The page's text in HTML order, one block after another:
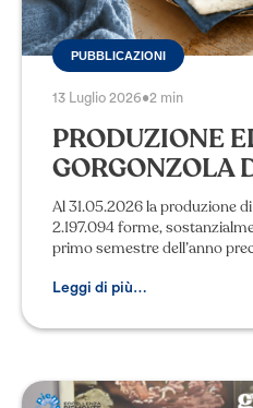
PUBBLICAZIONI
13 Luglio 2026•2 min
PRODUZIONE
GORGONZOLA
Al 31.05.2026 la produzione
2.197.094 forme,
primo semestre dell’anno
Leggi di più…